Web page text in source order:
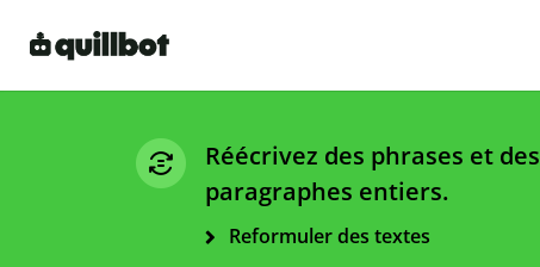
Réécrivez des phrases et des
paragraphes entiers.
Reformuler des textes